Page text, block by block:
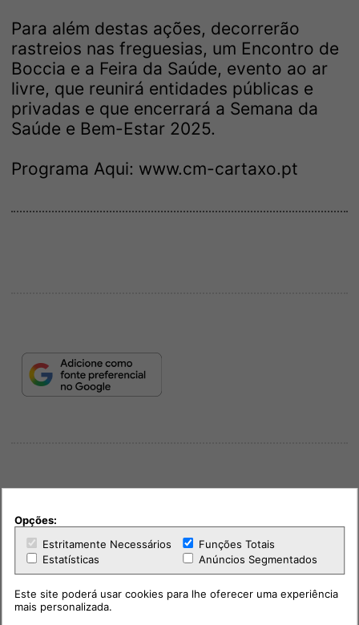
Para além destas ações, decorrerão
rastreios nas freguesias, um Encontro de
Boccia e a Feira da Saúde, evento ao ar
livre, que reunirá entidades públicas e
privadas e que encerrará a Semana da
Saúde e Bem-Estar 2025.
Programa Aqui: www.cm-cartaxo.pt
PUB
Opções:
Estritamente Necessários
Funções Totais
Estatísticas
Anúncios Segmentados
Este site poderá usar cookies para lhe oferecer uma experiência
mais personalizada.